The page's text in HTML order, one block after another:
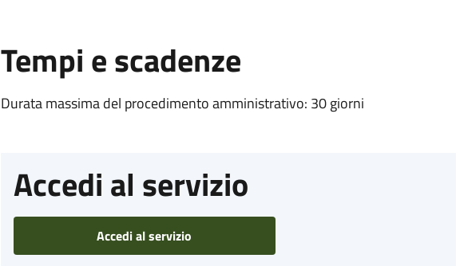
Tempi e scadenze
Durata massima del procedimento amministrativo: 30 giorni
Accedi al servizio
Accedi al servizio